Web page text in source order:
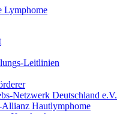
Leitlinien
Netzwerk Deutschland e.V.
Hautlymphome